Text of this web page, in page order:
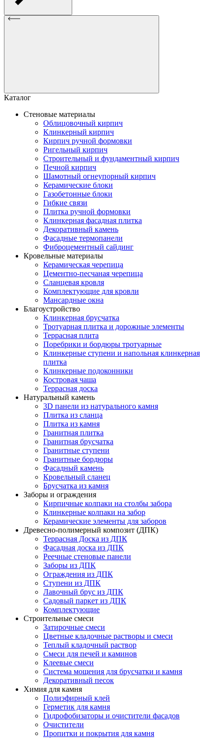
Каталог
Стеновые материалы
Облицовочный кирпич
Клинкерный кирпич
Кирпич ручной формовки
Ригельный кирпич
Строительный и фундаментный кирпич
Печной кирпич
Шамотный огнеупорный кирпич
Керамические блоки
Газобетонные блоки
Гибкие связи
Плитка ручной формовки
Клинкерная фасадная плитка
Декоративный камень
Фасадные термопанели
Фиброцементный сайдинг
Кровельные материалы
Керамическая черепица
Цементно-песчаная черепица
Сланцевая кровля
Комплектующие для кровли
Мансардные окна
Благоустройство
Клинкерная брусчатка
Тротуарная плитка и дорожные элементы
Террасная плита
Поребрики и бордюры тротуарные
Клинкерные ступени и напольная клинкерная
плитка
Клинкерные подоконники
Костровая чаша
Террасная доска
Натуральный камень
3D панели из натурального камня
Плитка из сланца
Плитка из камня
Гранитная плитка
Гранитная брусчатка
Гранитные ступени
Гранитные бордюры
Фасадный камень
Кровельный сланец
Брусчатка из камня
Заборы и ограждения
Кирпичные колпаки на столбы забора
Клинкерные колпаки на забор
Керамические элементы для заборов
Древесно-полимерный композит (ДПК)
Террасная Доска из ДПК
Фасадная доска из ДПК
Реечные стеновые панели
Заборы из ДПК
Ограждения из ДПК
Ступени из ДПК
Лавочный брус из ДПК
Садовый паркет из ДПК
Комплектующие
Строительные смеси
Затирочные смеси
Цветные кладочные растворы и смеси
Теплый кладочный раствор
Смеси для печей и каминов
Клеевые смеси
Система мощения для брусчатки и камня
Декоративный песок
Химия для камня
Полиэфирный клей
Герметик для камня
Гидрофобизаторы и очистители фасадов
Очистители
Пропитки и покрытия для камня